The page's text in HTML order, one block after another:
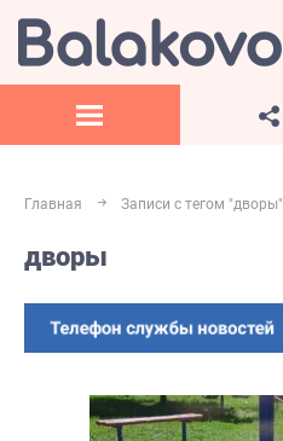
Главная Записи с тегом "дворы"
дворы